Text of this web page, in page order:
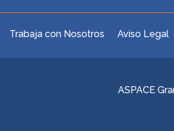
Trabaja con Nosotros Aviso Legal
ASPACE